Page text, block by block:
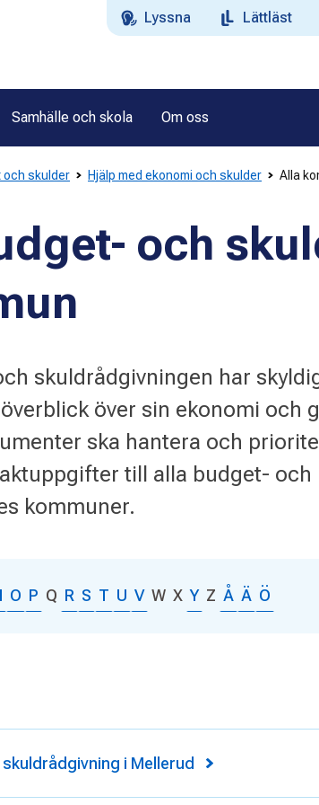
Lyssna Lättläst
Samhälle och skola Om oss
och skulder Hjälp med ekonomi och skulder Alla
och
skuldrådgivningen har
över sin ekonomi och
ska hantera och
till alla budget- och
kommuner.
O P Q R S T U V W X Y Z Å Ä Ö
i Mellerud